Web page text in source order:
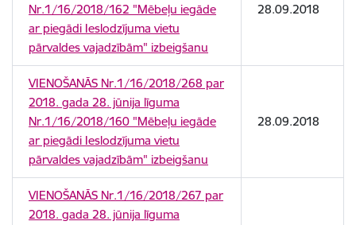
Nr.1/16/2018/162 "Mēbeļu iegāde
ar piegādi Ieslodzījuma vietu
pārvaldes vajadzībām" izbeigšanu
28.09.2018
VIENOŠANĀS Nr.1/16/2018/268 par
2018. gada 28. jūnija līguma
Nr.1/16/2018/160 "Mēbeļu iegāde
ar piegādi Ieslodzījuma vietu
pārvaldes vajadzībām" izbeigšanu
28.09.2018
VIENOŠANĀS Nr.1/16/2018/267 par
2018. gada 28. jūnija līguma